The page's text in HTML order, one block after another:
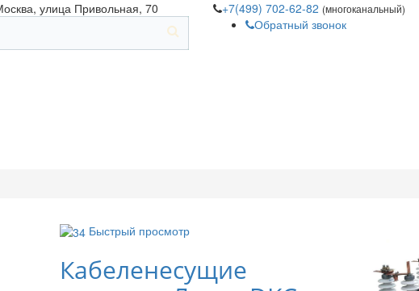
улица Привольная, 70 +7(499) 702-62-82 (многоканальный)
Обратный звонок
Быстрый просмотр
Кабеленесущие